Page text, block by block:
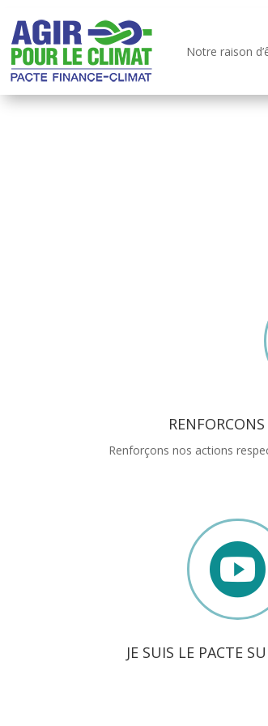
Notre raison
Renforçons nos actions

JE SUIS LE PACTE